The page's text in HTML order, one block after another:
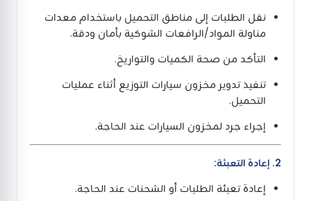
نقل الطلبات إلى مناطق التحميل باستخدام معدات
مناولة المواد/الرافعات الشوكية بأمان ودقة.
التأكد من صحة الكميات والتواريخ.
تنفيذ تدوير مخزون سيارات التوزيع أثناء عمليات
التحميل.
إجراء جرد لمخزون السيارات عند الحاجة.
2. إعادة التعبئة:
إعادة تعبئة الطلبات أو الشحنات عند الحاجة.